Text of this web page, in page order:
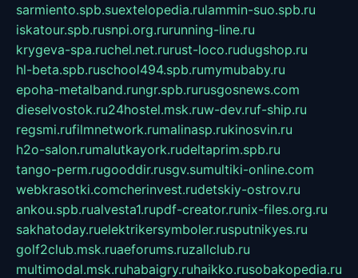
sarmiento.spb.suextelopedia.rulammin-suo.spb.ru
iskatour.spb.rusnpi.org.rurunning-line.ru
krygeva-spa.ruchel.net.rurust-loco.rudugshop.ru
hl-beta.spb.ruschool494.spb.rumymubaby.ru
epoha-metalband.rungr.spb.rurusgosnews.com
dieselvostok.ru24hostel.msk.ruw-dev.ruf-ship.ru
regsmi.rufilmnetwork.rumalinasp.rukinosvin.ru
h2o-salon.rumalutkayork.rudeltaprim.spb.ru
tango-perm.rugooddir.rusgv.sumultiki-online.com
webkrasotki.comcherinvest.rudetskiy-ostrov.ru
ankou.spb.rualvesta1.rupdf-creator.runix-files.org.ru
sakhatoday.ruelektrikersymboler.rusputnikyes.ru
golf2club.msk.ruaeforums.ruzallclub.ru
multimodal.msk.ruhabaigry.ruhaikko.rusobakopedia.ru